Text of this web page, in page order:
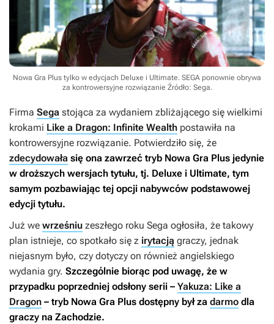
Nowa Gra Plus tylko w edycjach Deluxe i Ultimate. SEGA ponownie obrywa
za kontrowersyjne rozwiązanie Źródło: Sega.
Firma Sega stojąca za wydaniem zbliżającego się wielkimi
krokami Like a Dragon: Infinite Wealth postawiła na
kontrowersyjne rozwiązanie. Potwierdziło się, że
zdecydowała się ona zawrzeć tryb Nowa Gra Plus jedynie
w droższych wersjach tytułu, tj. Deluxe i Ultimate, tym
samym pozbawiając tej opcji nabywców podstawowej
edycji tytułu.
Już we wrześniu zeszłego roku Sega ogłosiła, że takowy
plan istnieje, co spotkało się z irytacją graczy, jednak
niejasnym było, czy dotyczy on również angielskiego
wydania gry. Szczególnie biorąc pod uwagę, że w
przypadku poprzedniej odsłony serii – Yakuza: Like a
Dragon – tryb Nowa Gra Plus dostępny był za darmo dla
graczy na Zachodzie.